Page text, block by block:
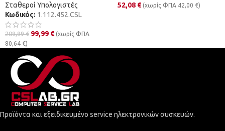
Σταθεροί Υπολογιστές
Κωδικός: 1.112.452.CSL
209,99€ 99,99 € (χωρίς ΦΠΑ
80,64 €)
52,08 € (χωρίς ΦΠΑ 42,00 €)
Προϊόντα και εξειδικευμένο service ηλεκτρονικών συσκευών.